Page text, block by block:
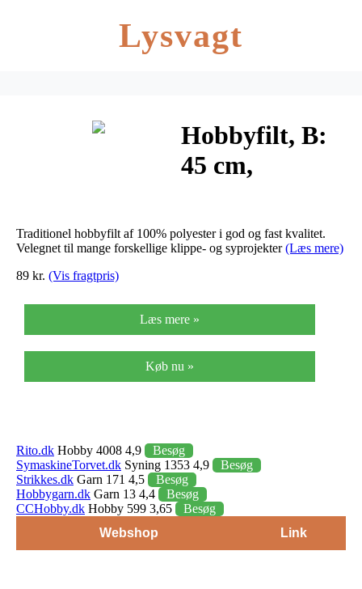
Lysvagt
Hobbyfilt, B:
45 cm,
mm, hvid, 5m,
180-200 g/m2
Traditionel hobbyfilt af 100% polyester i god og fast kvalitet.
Velegnet til mange forskellige klippe- og syprojekter(Læs mere)
89 kr. (Vis fragtpris)
Læs mere »
Køb nu »
Rito.dk Hobby 4008 4,9
Besøg
SymaskineTorvet.dk Syning 1353 4,9
Besøg
Strikkes.dk Garn 171 4,5
Besøg
Hobbygarn.dk Garn 13 4,4
Besøg
CCHobby.dk Hobby 599 3,65
Besøg
Webshop
Link